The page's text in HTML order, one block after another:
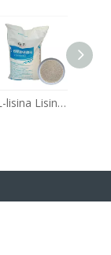
L-lisina Lisina grado alimenticio Aves de corral Bolsa de 25 kg HCL 98,5 % Nº CAS 657-27-2